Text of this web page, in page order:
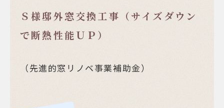
Ｓ様邸外窓交換工事（サイズダウン
で断熱性能ＵＰ）
（先進的窓リノベ事業補助金）